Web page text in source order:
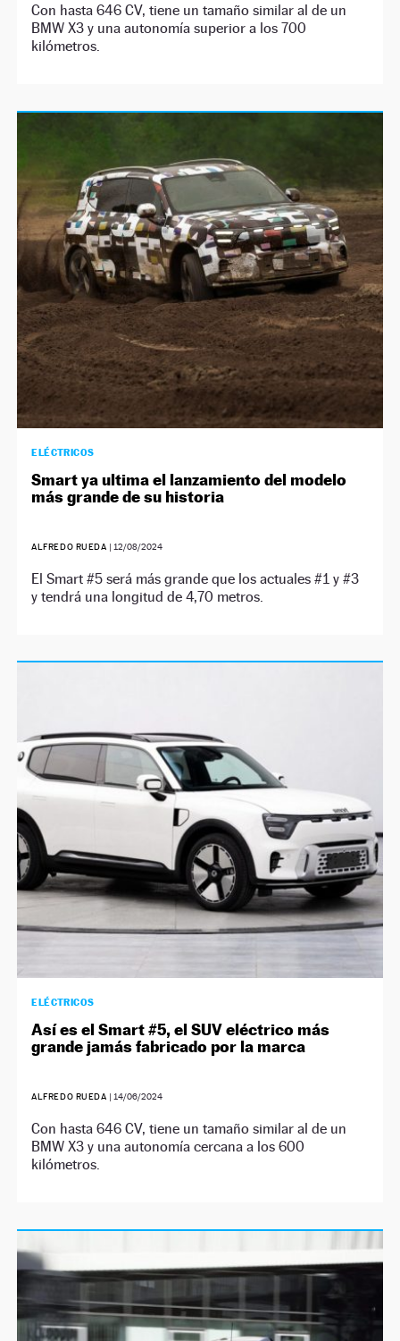
Con hasta 646 CV, tiene un tamaño similar al de un
BMW X3 y una autonomía superior a los 700
kilómetros.
ELÉCTRICOS
Smart ya ultima el lanzamiento del modelo
más grande de su historia
ALFREDO RUEDA | 12/08/2024
El Smart #5 será más grande que los actuales #1 y #3
y tendrá una longitud de 4,70 metros.
ELÉCTRICOS
Así es el Smart #5, el SUV eléctrico más
grande jamás fabricado por la marca
ALFREDO RUEDA |14/06/2024
Con hasta 646 CV, tiene un tamaño similar al de un
BMW X3 y una autonomía cercana a los 600
kilómetros.